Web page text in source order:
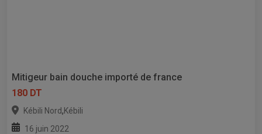
Mitigeur bain douche importé de france
180 DT
Kébili Nord,Kébili
16 juin 2022